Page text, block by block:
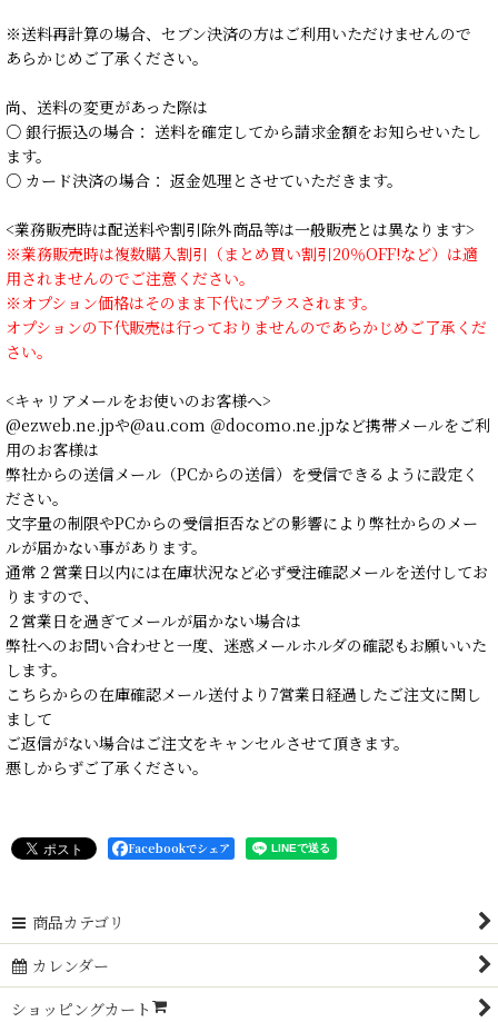
※送料再計算の場合、セブン決済の方はご利用いただけませんので
あらかじめご了承ください。
尚、送料の変更があった際は
○ 銀行振込の場合： 送料を確定してから請求金額をお知らせいたし
ます。
○ カード決済の場合： 返金処理とさせていただきます。
<業務販売時は配送料や割引除外商品等は一般販売とは異なります>
※業務販売時は複数購入割引（まとめ買い割引20％OFF!など）は適
用されませんのでご注意ください。
※オプション価格はそのまま下代にプラスされます。
オプションの下代販売は行っておりませんのであらかじめご了承くだ
さい。
<キャリアメールをお使いのお客様へ>
@ezweb.ne.jpや@au.com ＠docomo.ne.jpなど携帯メールをご利
用のお客様は
弊社からの送信メール（PCからの送信）を受信できるように設定く
ださい。
文字量の制限やPCからの受信拒否などの影響により弊社からのメー
ルが届かない事があります。
通常２営業日以内には在庫状況など必ず受注確認メールを送付してお
りますので、
２営業日を過ぎてメールが届かない場合は
弊社へのお問い合わせと一度、迷惑メールホルダの確認もお願いいた
します。
こちらからの在庫確認メール送付より7営業日経過したご注文に関し
まして
ご返信がない場合はご注文をキャンセルさせて頂きます。
悪しからずご了承ください。
Facebookでシェア
商品カテゴリ
カレンダー
ショッピングカート